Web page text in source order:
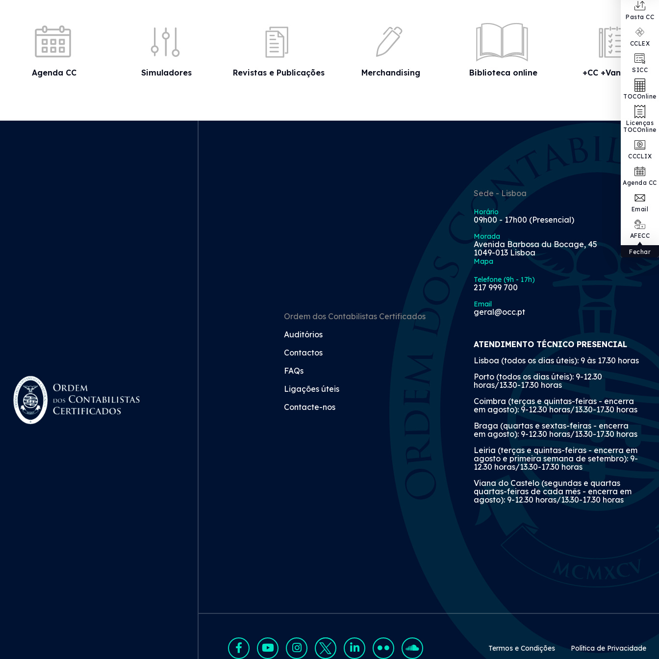
Pasta CC
CCLEX
SICC
TOCOnline
Licenças
TOCOnline
CCCLIX
Agenda CC
Email
AFECC
Fechar
Agenda CC Simuladores Revistas e Publicações Merchandising Biblioteca online +CC +Vantagens
Ordem dos Contabilistas Certificados
Auditórios
Contactos
FAQs
Ligações úteis
Contacte-nos
Sede - Lisboa
Horário
09h00 - 17h00 (Presencial)
Morada
Avenida Barbosa du Bocage, 45
1049-013 Lisboa
Mapa
Telefone (9h - 17h)
217 999 700
Email
geral@occ.pt
ATENDIMENTO TÉCNICO PRESENCIAL
Lisboa (todos os dias úteis): 9 às 17.30 horas
Porto (todos os dias úteis): 9-12.30
horas/13.30-17.30 horas
Coimbra (terças e quintas-feiras - encerra
em agosto): 9-12.30 horas/13.30-17.30 horas
Braga (quartas e sextas-feiras - encerra
em agosto): 9-12.30 horas/13.30-17.30 horas
Leiria (terças e quintas-feiras - encerra em
agosto e primeira semana de setembro): 9-
12.30 horas/13.30-17.30 horas
Viana do Castelo (segundas e quartas
quartas-feiras de cada mês - encerra em
agosto): 9-12.30 horas/13.30-17.30 horas
Rodapé Secundário
Termos e Condições Política de Privacidade